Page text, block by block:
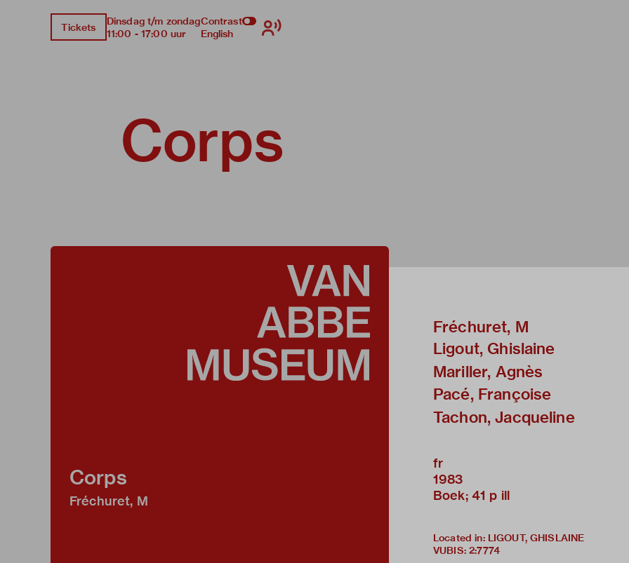
Tickets
Dinsdag t/m zondag
11:00 - 17:00 uur
Contrast
English
Corps
Corps
Fréchuret, M
Fréchuret, M
Ligout, Ghislaine
Mariller, Agnès
Pacé, Françoise
Tachon, Jacqueline
fr
1983
Boek; 41 p ill
Located in: LIGOUT, GHISLAINE
VUBIS: 2:7774